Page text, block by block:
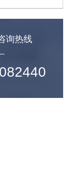
询热线